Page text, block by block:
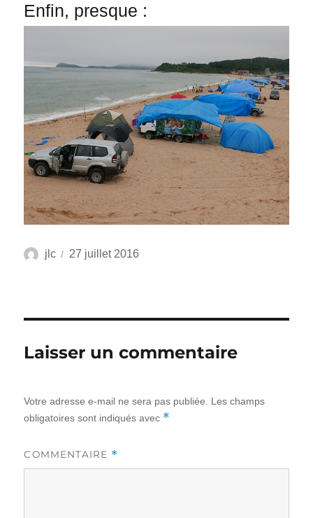
Enfin, presque :
Auteur
jlc
Publié
27 juillet 2016
Laisser un commentaire
Votre adresse e-mail ne sera pas publiée.
Les champs
obligatoires sont indiqués avec *
COMMENTAIRE *